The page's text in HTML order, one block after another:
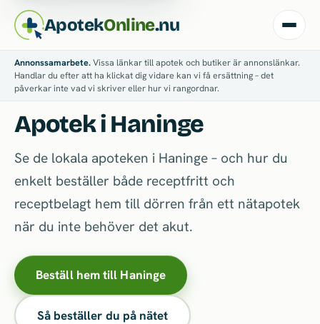
ApotekOnline.nu
Annonssamarbete.Vissa länkar till apotek och butiker är annonslänkar.
Handlar du efter att ha klickat dig vidare kan vi få ersättning – det
påverkar inte vad vi skriver eller hur vi rangordnar.
Apotek i Haninge
Se de lokala apoteken i Haninge – och hur du
enkelt beställer både receptfritt och
receptbelagt hem till dörren från ett nätapotek
när du inte behöver det akut.
Beställ hem till Haninge
Så beställer du på nätet